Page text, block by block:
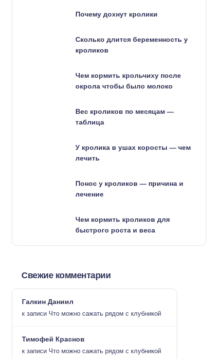
Почему дохнут кролики
Сколько длится беременность у
кроликов
Чем кормить крольчиху после
окрола чтобы было молоко
Вес кроликов по месяцам —
таблица
У кролика в ушах коросты — чем
лечить
Понос у кроликов — причина и
лечение
Чем кормить кроликов для
быстрого роста и веса
Свежие комментарии
Галкин Даниил
к записи Что можно сажать рядом с клубникой
Тимофей Краснов
к записи Что можно сажать рядом с клубникой